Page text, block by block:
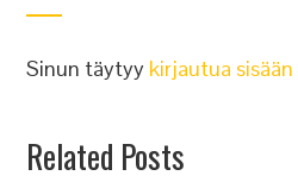
Sinun täytyy kirjautua sisään
Related Posts